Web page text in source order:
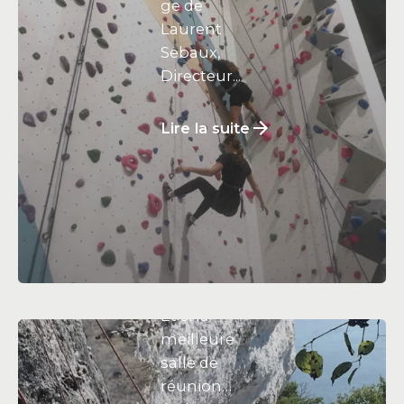
ge de
Laurent
Sebaux,
Directeur...
Lire la suite
14 octobre
2025
Votre
nouvelle
salle de
réunion -
VIDEO
Et si la
meilleure
salle de
réunion…